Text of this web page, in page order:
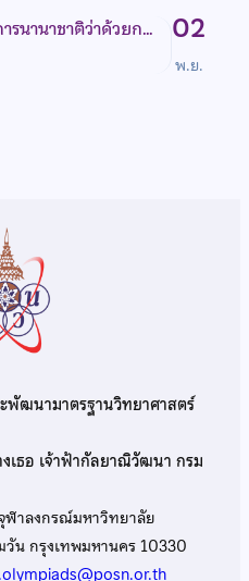
02
พ.ย.
รนานาชาติว่าด้วยก…
พัฒนามาตรฐานวิทยาศาสตร์
เธอ เจ้าฟ้ากัลยาณิวัฒนา กรม
าลงกรณ์มหาวิทยาลัย
น กรุงเทพมหานคร 10330